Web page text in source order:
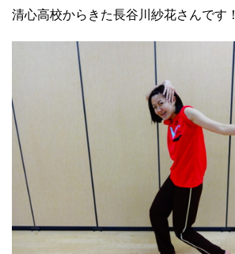
清心高校からきた長谷川紗花さんです！